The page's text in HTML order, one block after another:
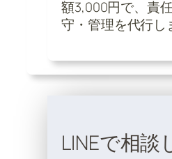
額3,000円で、責
守・管理を代行し
LINEで相談